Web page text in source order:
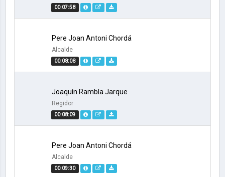
00:07:58
00:08:08
Pere Joan Antoni Chordá
Alcalde
00:08:09
Joaquín Rambla Jarque
Regidor
00:09:30
Pere Joan Antoni Chordá
Alcalde